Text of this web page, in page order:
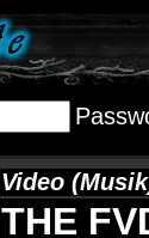
Video
THE